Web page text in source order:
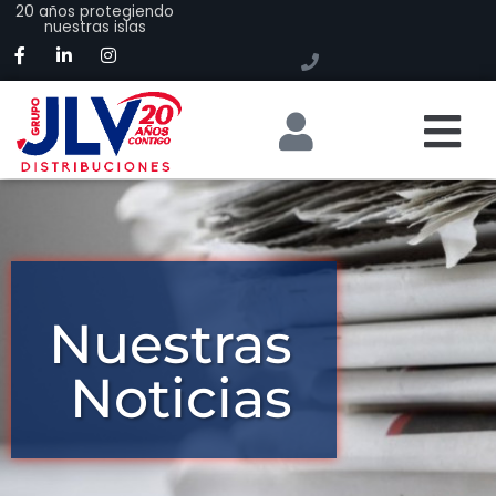
20 años protegiendo
nuestras islas
Nuestras
Noticias